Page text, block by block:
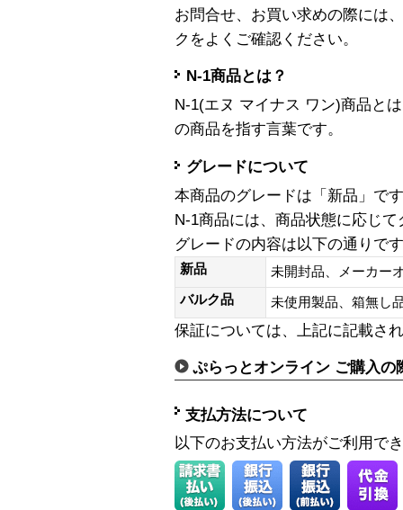
お問合せ、お買い求めの際には
クをよくご確認ください。
N-1商品とは？
N-1(エヌ マイナス ワン)商品と
の商品を指す言葉です。
グレードについて
本商品のグレードは「新品」です
N-1商品には、商品状態に応じ
グレードの内容は以下の通りで
新品
未開封品、メーカー
バルク品
未使用製品、箱無
保証については、上記に記載さ
ぷらっとオンライン ご購入の
支払方法について
以下のお支払い方法がご利用で